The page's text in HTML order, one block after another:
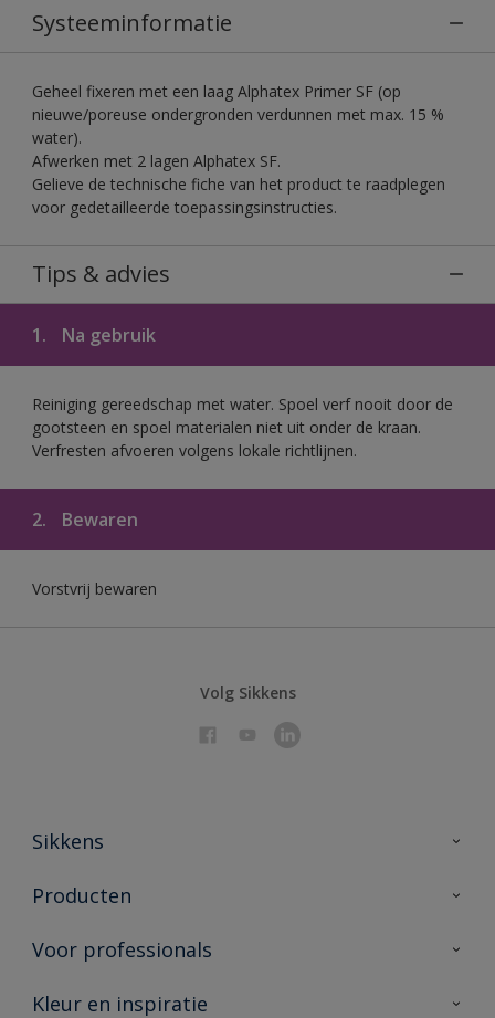
Systeeminformatie
Geheel fixeren met een laag Alphatex Primer SF (op
nieuwe/poreuse ondergronden verdunnen met max. 15 %
water).
Afwerken met 2 lagen Alphatex SF.
Gelieve de technische fiche van het product te raadplegen
voor gedetailleerde toepassingsinstructies.
Tips & advies
1. Na gebruik
Reiniging gereedschap met water. Spoel verf nooit door de
gootsteen en spoel materialen niet uit onder de kraan.
Verfresten afvoeren volgens lokale richtlijnen.
2. Bewaren
Vorstvrij bewaren
Volg Sikkens
Sikkens
Over Sikkens
Duurzaamheid
Producten
Producten voor binnen
Vind je verkooppunt
Voor professionals
Sikkens Partners 🔗
Kleur en inspiratie